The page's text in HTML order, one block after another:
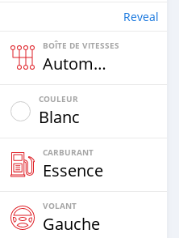
Reveal
BOÎTE DE VITESSES
Automatique
COULEUR
Blanc
CARBURANT
Essence
VOLANT
Gauche